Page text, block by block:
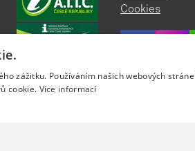
Cookies
zážitku. Používáním našich webových
cookie. Více informací